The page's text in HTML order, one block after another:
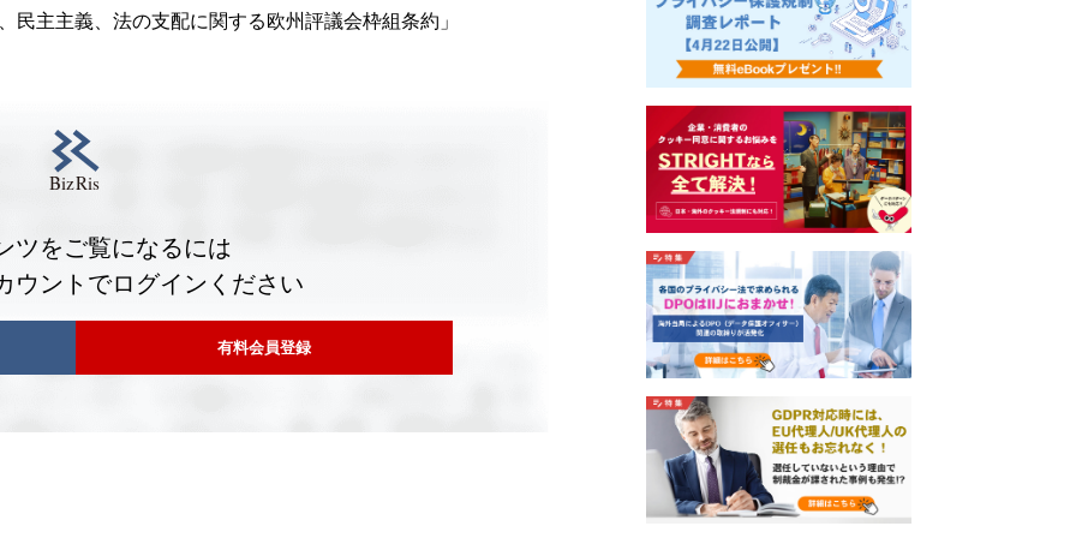
主主義、法の支配に関する欧州評議会枠組条約」
ツをご覧になるには
ウントでログインください
有料会員登録